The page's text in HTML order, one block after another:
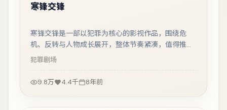
寒锋交锋
寒锋交锋是一部以犯罪为核心的影视作品，围绕危
机、反转与人物成长展开，整体节奏紧凑，值得推荐
观看。
犯罪剧场
9.8万 4.4千 8年前